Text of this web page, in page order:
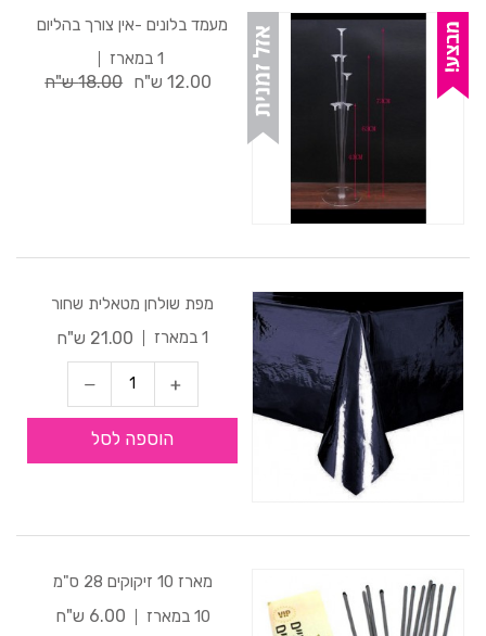
מעמד בלונים -אין צורך בהליום
1 במארז
12.00 ש"ח 18.00 ש"ח
מפת שולחן מטאלית שחור
1 במארז
21.00 ש"ח
הוספה לסל
מארז 10 זיקוקים 28 ס"מ
10 במארז
6.00 ש"ח